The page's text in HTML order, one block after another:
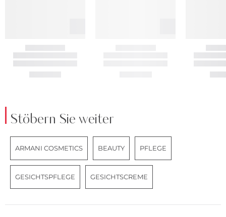
Stöbern Sie weiter
ARMANI COSMETICS BEAUTY PFLEGE
GESICHTSPFLEGE GESICHTSCREME